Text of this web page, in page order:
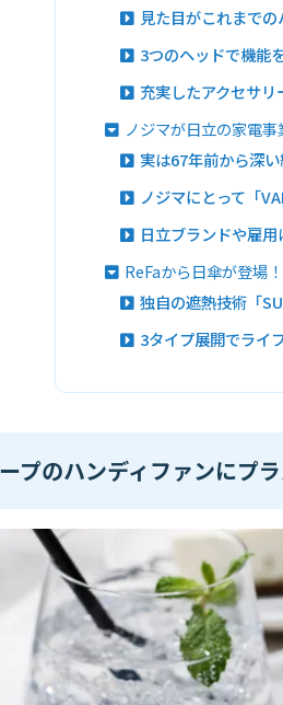
見た目がこれまでの
3つのヘッドで機能
充実したアクセサリ
ノジマが日立の家電
実は67年前から深
ノジマにとって「
日立ブランドや雇
ReFaから日傘が登場
独自の遮熱技術「
3タイプ展開でライ
プのハンディファンにプ